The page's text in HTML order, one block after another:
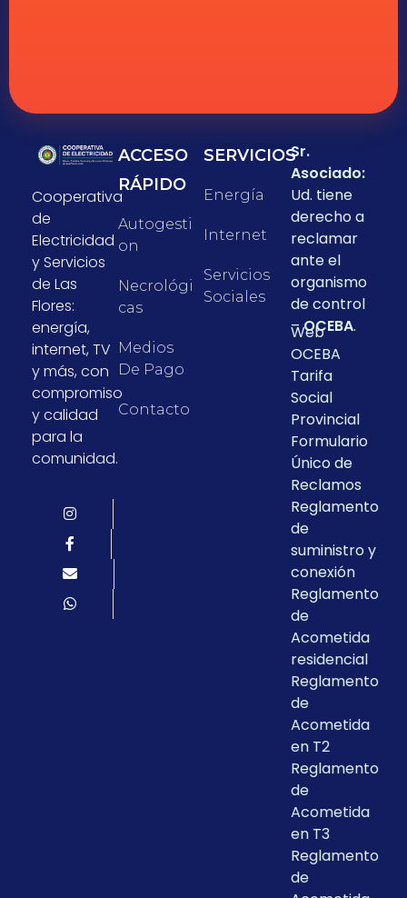
Cooperativa
de
Electricidad
y Servicios
de Las
Flores:
energía,
internet, TV
y más, con
compromiso
y calidad
para la
comunidad.
ACCESO
RÁPIDO
Autogesti
On
Necrológi
Cas
Medios
De Pago
Contacto
SERVICIOS
Energía
Internet
Servicios
Sociales
Sr.
Asociado:
Ud. tiene
derecho a
reclamar
ante el
organismo
de control
–OCEBA.
Web
OCEBA
Tarifa
Social
Provincial
Formulario
Único de
Reclamos
Reglamento
de
suministro y
conexión
Reglamento
de
Acometida
residencial
Reglamento
de
Acometida
en T2
Reglamento
de
Acometida
en T3
Reglamento
de